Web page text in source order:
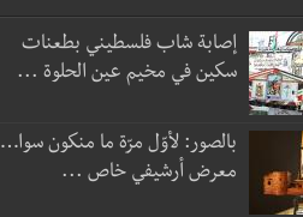
إصابة شاب فلسطيني بطعنات
سكين في مخيم عين الحلوة ...
بالصور: لأوّل مرّة ما منكون سوا…
معرض أرشيفي خاص ...